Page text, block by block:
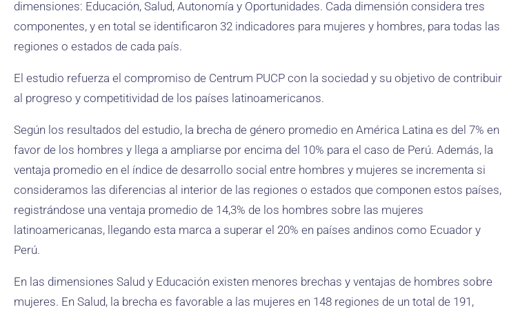
dimensiones: Educación, Salud, Autonomía y Oportunidades. Cada dimensión considera tres
componentes, y en total se identificaron 32 indicadores para mujeres y hombres, para todas las
regiones o estados de cada país.
El estudio refuerza el compromiso de Centrum PUCP con la sociedad y su objetivo de contribuir
al progreso y competitividad de los países latinoamericanos.
Según los resultados del estudio, la brecha de género promedio en América Latina es del 7% en
favor de los hombres y llega a ampliarse por encima del 10% para el caso de Perú. Además, la
ventaja promedio en el índice de desarrollo social entre hombres y mujeres se incrementa si
consideramos las diferencias al interior de las regiones o estados que componen estos países,
registrándose una ventaja promedio de 14,3% de los hombres sobre las mujeres
latinoamericanas, llegando esta marca a superar el 20% en países andinos como Ecuador y
Perú.
En las dimensiones Salud y Educación existen menores brechas y ventajas de hombres sobre
mujeres. En Salud, la brecha es favorable a las mujeres en 148 regiones de un total de 191,